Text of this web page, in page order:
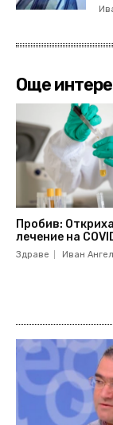
Още
Пробив:
лечение на
Здраве Иван